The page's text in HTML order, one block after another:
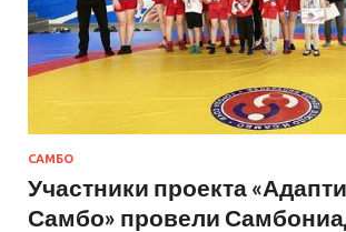
САМБО
Участники проекта
Самбо» провели